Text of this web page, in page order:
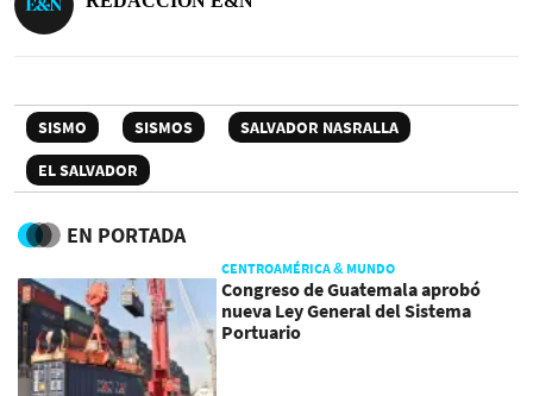
SISMO SISMOS
SALVADOR NASRALLA
EL SALVADOR
EN PORTADA
CENTROAMÉRICA & MUNDO
Congreso de Guatemala aprobó
nueva Ley General del Sistema
Portuario